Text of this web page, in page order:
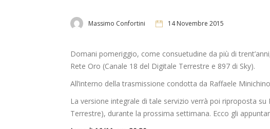
Massimo Confortini 14 Novembre 2015
Domani pomeriggio, come consuetudine da più di
Rete Oro (Canale 18 del Digitale Terrestre e 897 di Sky).
All’interno della trasmissione condotta da Raffaele
La versione integrale di tale servizio verrà poi riproposta su
Terrestre), durante la prossima settimana. Ecco gli